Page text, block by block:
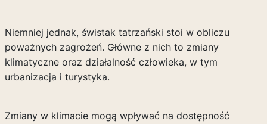
Niemniej jednak, świstak tatrzański stoi w obliczu
poważnych zagrożeń. Główne z nich to zmiany
klimatyczne oraz działalność człowieka, w tym
urbanizacja i turystyka.
Zmiany w klimacie mogą wpływać na dostępność